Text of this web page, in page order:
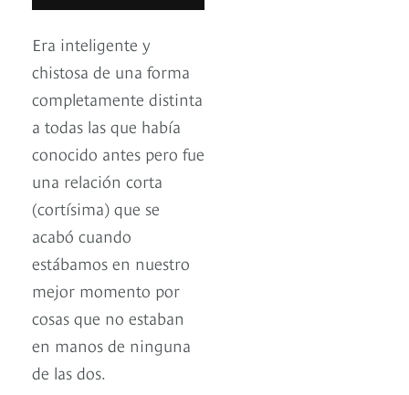
Era inteligente y
chistosa de una forma
completamente distinta
a todas las que había
conocido antes pero fue
una relación corta
(cortísima) que se
acabó cuando
estábamos en nuestro
mejor momento por
cosas que no estaban
en manos de ninguna
de las dos.